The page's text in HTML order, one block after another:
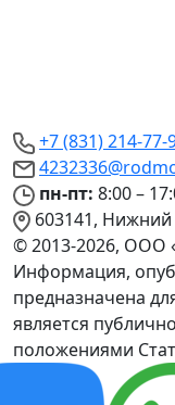
+7 (831) 214-77-
пн-пт: 8:00 –
603141, Нижний
© 2013-2026, ООО
Информация,
предназначена
является
положениями